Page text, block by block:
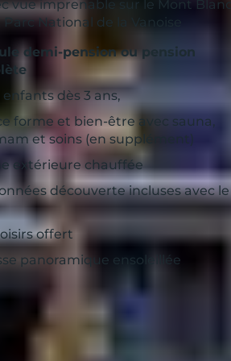
vue imprenable sur le Mont
National de la Vanoise
demi-pension ou pension
enfants dès 3 ans,
forme et bien-être avec sauna,
et soins (en supplément)
extérieure chauffée
découverte incluses avec le
offert
panoramique ensoleillée